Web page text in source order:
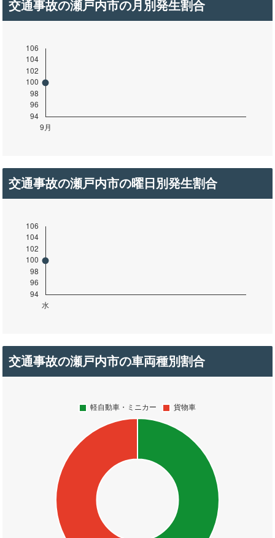
交通事故の瀬戸内市の月別発生割合
交通事故の瀬戸内市の曜日別発生割合
交通事故の瀬戸内市の車両種別割合